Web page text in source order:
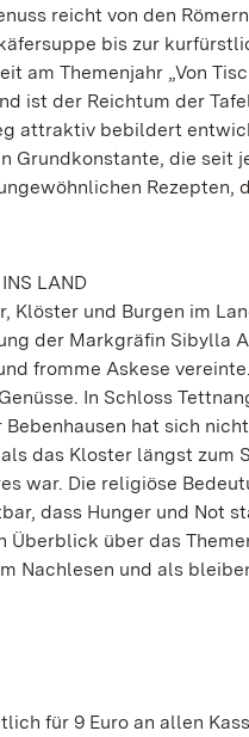
reicht von den
bis zur
am Themenjahr „Von
ist der Reichtum der
attraktiv bebildert
Grundkonstante, die
Rezepten,
LAND
Klöster und Burgen im
der Markgräfin Sibylla
fromme Askese
In Schloss
hat sich
das Kloster längst zum
war. Die religiöse
dass Hunger und Not
über das
Nachlesen und als
für 9 Euro an allen